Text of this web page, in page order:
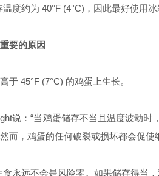
温度约为 40°F (4°C) ，因此最好使用
要的原因
于 45°F (7°C) 的鸡蛋上生长。
说：“当鸡蛋储存不当且温度波动时
而，鸡蛋的任何破裂或损坏都会促使
食永远不会是风险零。如果储存得当